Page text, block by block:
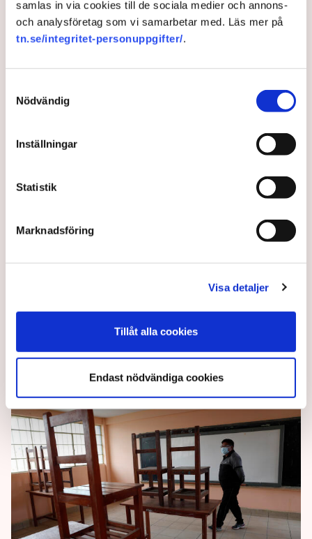
samlas in via cookies till de sociala medier och annons-
och analysföretag som vi samarbetar med. Läs mer på
tn.se/integritet-personuppgifter/.
Nödvändig
Inställningar
Statistik
Marknadsföring
Visa detaljer
Tillåt alla cookies
Endast nödvändiga cookies
Svenskt företag hjälper
ukrainska it-konsulter till
Sverige
Consid flera jobb. ”Oavsett vilket skrå man tillhör så
finns det alltid något man kan göra, så vi började
rannsaka oss själva”, säger vd:n Peter Hellgren till
Av: Jakob Stenberg